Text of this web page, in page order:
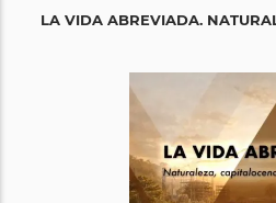
LA VIDA ABREVIADA.